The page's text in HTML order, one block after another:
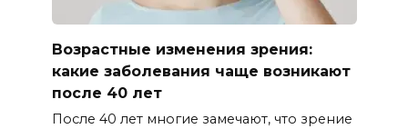
Возрастные изменения зрения:
какие заболевания чаще возникают
после 40 лет
После 40 лет многие замечают, что зрение